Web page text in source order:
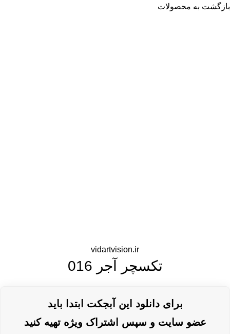
بازگشت به محصولات
vidartvision.ir
تکسچر آجر 016
برای دانلود این آبجکت ابتدا باید
عضو سایت و سپس اشتراک ویژه تهیه کنید